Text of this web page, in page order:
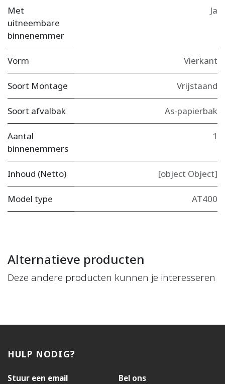
Met
uitneembare
binnenemmer
Ja
Vorm Vierkant
Soort Montage Vrijstaand
Soort afvalbak As-papierbak
Aantal
binnenemmers
1
Inhoud (Netto) [object Object]
Model type AT400
Alternatieve producten
Deze andere producten kunnen je interesseren
HULP NODIG?
Stuur een email Bel ons